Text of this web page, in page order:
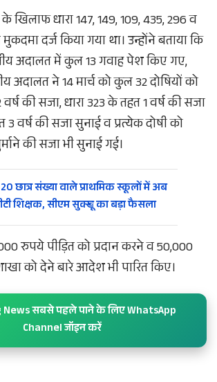
खिलाफ धारा 147, 149, 109, 435, 296 व
दर्ज किया गया था। उन्होंने बताया कि
अदालत में कुल 13 गवाह पेश किए गए,
अदालत ने 14 मार्च को कुल 32 दोषियों को
की सजा, धारा 323 के तहत 1 वर्ष की सजा
3 वर्ष की सजा सुनाई व प्रत्येक दोषी को
की सजा भी सुनाई गई।
20 छात्र संख्या वाले प्राथमिक स्कूलों में अब
शिक्षक, सीएम सुक्खू का बड़ा फैसला
रुपये पीड़ित को प्रदान करने व 50,000
को देने बारे आदेश भी पारित किए।
News सबसे पहले पाने के लिए WhatsApp
Channel जॉइन करें